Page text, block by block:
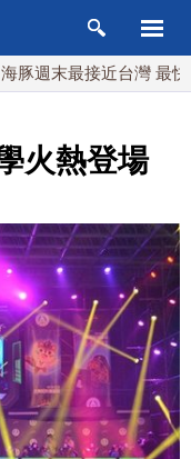
最接近台灣 最快9日可能
火熱登場